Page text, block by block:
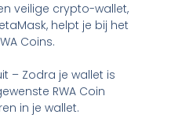
veilige crypto-wallet,
helpt je bij het
Coins.
– Zodra je wallet is
RWA Coin
in je wallet.